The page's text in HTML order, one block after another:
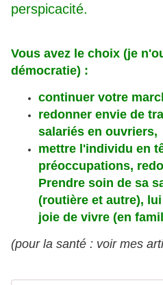
perspicacité.
Vous avez le choix (je
démocratie) :
continuer votre
redonner envie de
salariés en ouvriers,
mettre l'individu en
préoccupations,
Prendre soin de sa
(routière et autre),
joie de vivre (en
(pour la santé : voir mes